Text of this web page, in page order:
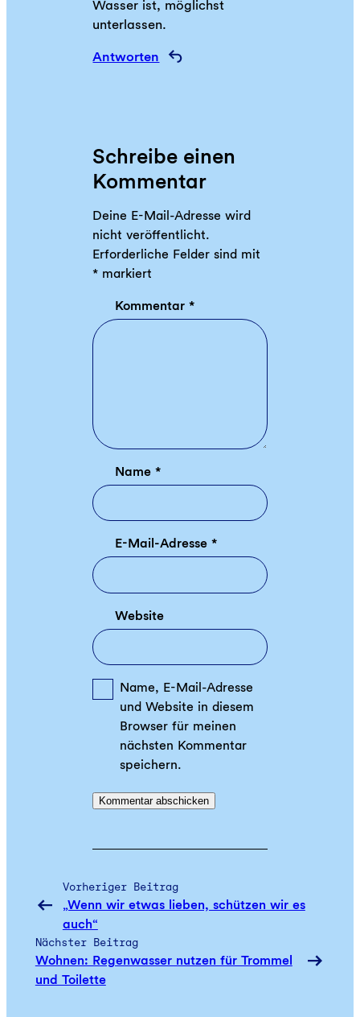
Wasser ist, möglichst
unterlassen.
Antworten
Schreibe einen
Kommentar
Deine E-Mail-Adresse wird
nicht veröffentlicht.
Erforderliche Felder sind mit
* markiert
Kommentar*
Name*
E-Mail-Adresse*
Website
Name, E-Mail-Adresse
und Website in diesem
Browser für meinen
nächsten Kommentar
speichern.
Vorheriger Beitrag
„Wenn wir etwas lieben, schützen wir es
auch“
Nächster Beitrag
Wohnen: Regenwasser nutzen für Trommel
und Toilette